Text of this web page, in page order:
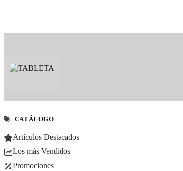
CATÁLOGO
Artículos Destacados
Los más Vendidos
Promociones